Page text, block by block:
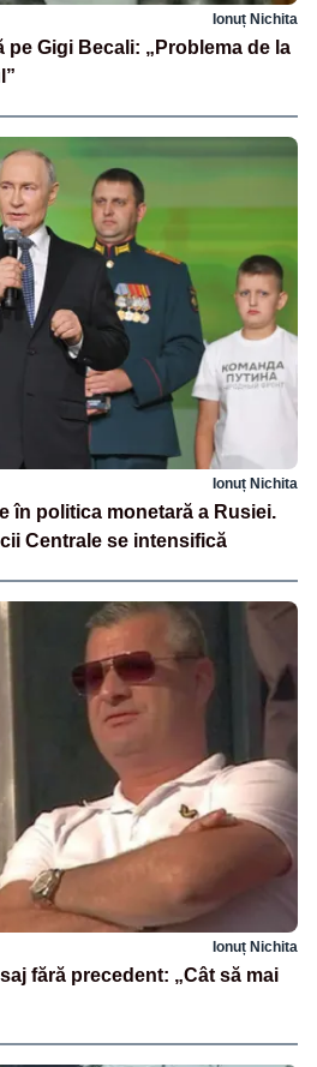
Ionuț Nichita
pe Gigi Becali: „Problema de la
Ionuț Nichita
în politica monetară a Rusiei.
Centrale se intensifică
Ionuț Nichita
fără precedent: „Cât să mai